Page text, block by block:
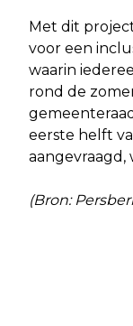
Met dit
voor een
waarin
rond de
eerste helft
aangevraagd,
(Bron: